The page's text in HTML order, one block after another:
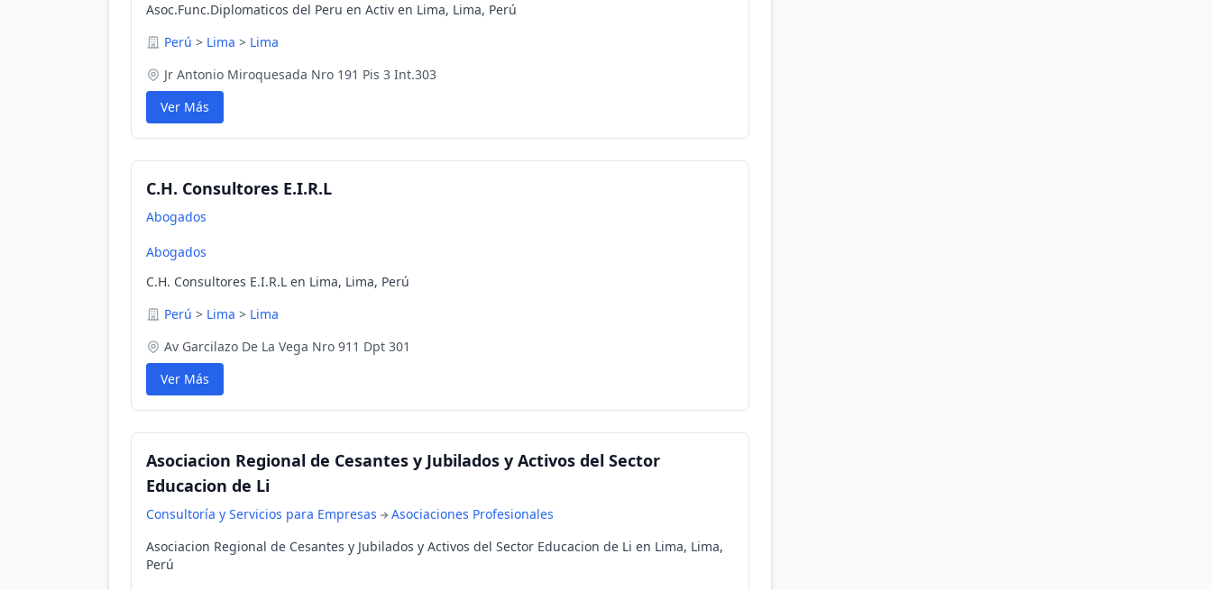
Asoc.Func.Diplomaticos del Peru en Activ en Lima, Lima, Perú
Perú > Lima > Lima
Jr Antonio Miroquesada Nro 191 Pis 3 Int.303
Ver Más
C.H. Consultores E.I.R.L
Abogados
Abogados
C.H. Consultores E.I.R.L en Lima, Lima, Perú
Perú > Lima > Lima
Av Garcilazo De La Vega Nro 911 Dpt 301
Ver Más
Asociacion Regional de Cesantes y Jubilados y Activos del Sector
Educacion de Li
Consultoría y Servicios para Empresas
Asociaciones Profesionales
Asociacion Regional de Cesantes y Jubilados y Activos del Sector Educacion de Li en Lima, Lima,
Perú